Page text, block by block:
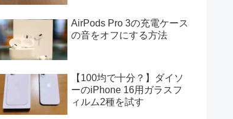
AirPods Pro 3の充電ケース
の音をオフにする方法
【100均で十分？】ダイソ
ーのiPhone 16用ガラスフ
ィルム2種を試す